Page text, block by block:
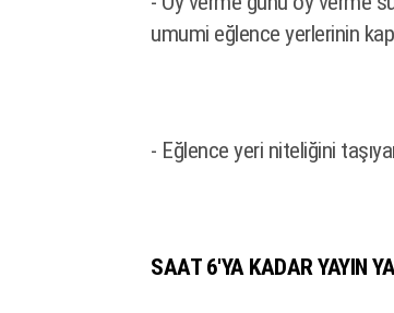
umumi eğlence yerlerinin
- Eğlence yeri niteliğini
SAAT 6'YA KADAR YAYIN